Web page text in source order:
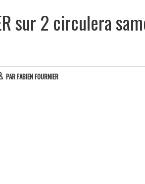
sur 2 circulera
PARFABIEN FOURNIER